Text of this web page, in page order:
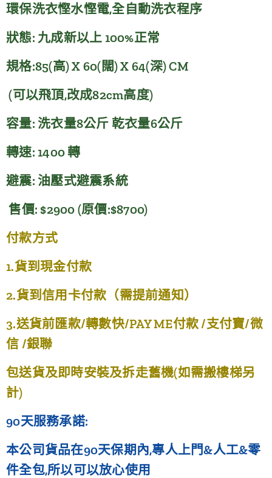
環保洗衣慳水慳電,全自動洗衣程序
狀態: 九成新以上 100%正常
規格:85(高) X 60(闊) X 64(深) CM
(可以飛頂,改成82cm高度)
容量: 洗衣量8公斤 乾衣量6公斤
轉速: 1400 轉
避震: 油壓式避震系統
售價: $2900 (原價:$8700)
付款方式
1.貨到現金付款
2.貨到信用卡付款（需提前通知）
3.送貨前匯款/轉數快/PAY ME付款 /支付寶/微
信 /銀聯
包送貨及即時安裝及拆走舊機(如需搬樓梯另
計)
90天服務承諾:
本公司貨品在90天保期內,專人上門&人工&零
件全包,所以可以放心使用